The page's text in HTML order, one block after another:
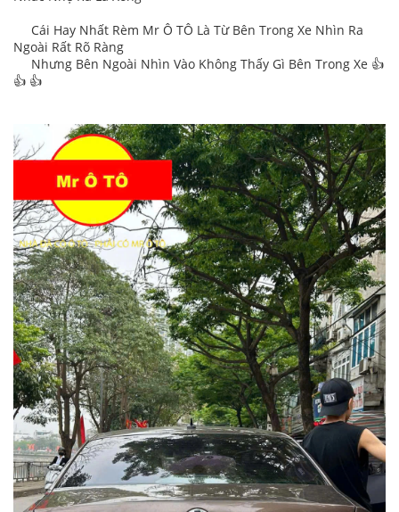
Cái Hay Nhất Rèm Mr Ô TÔ Là Từ Bên Trong Xe Nhìn Ra
Ngoài Rất Rõ Ràng
Nhưng Bên Ngoài Nhìn Vào Không Thấy Gì Bên Trong Xe 👍
👍 👍